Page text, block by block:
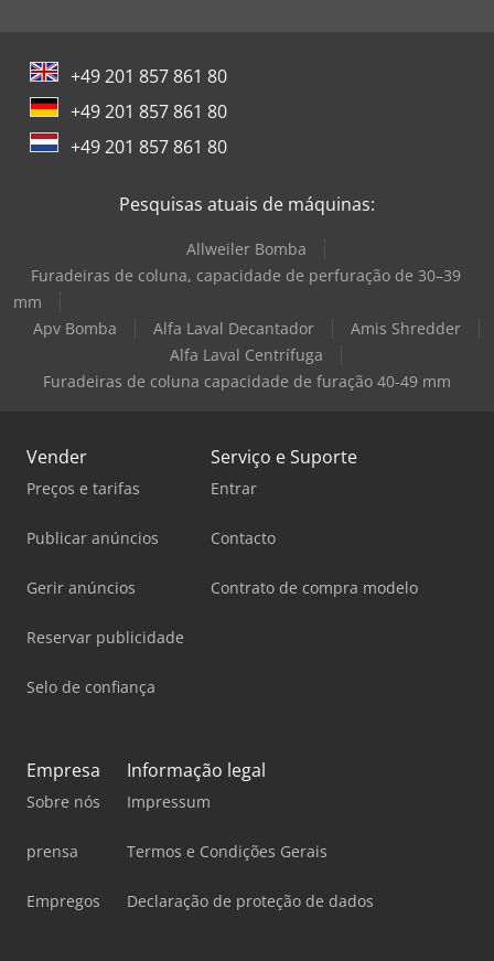
+49 201 857 861 80
+49 201 857 861 80
+49 201 857 861 80
Pesquisas atuais de máquinas:
Allweiler Bomba
Furadeiras de coluna, capacidade de perfuração de 30–39
mm
Apv Bomba
Alfa Laval Decantador
Amis Shredder
Alfa Laval Centrífuga
Furadeiras de coluna capacidade de furação 40-49 mm
Vender
Preços e tarifas
Publicar anúncios
Gerir anúncios
Reservar publicidade
Selo de confiança
Serviço e Suporte
Entrar
Contacto
Contrato de compra modelo
Empresa
Sobre nós
prensa
Empregos
Informação legal
Impressum
Termos e Condições Gerais
Declaração de proteção de dados